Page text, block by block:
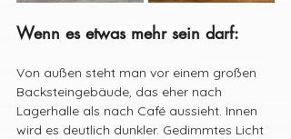
Wenn es etwas mehr sein darf:
Von außen steht man vor einem großen
Backsteingebäude, das eher nach
Lagerhalle als nach Café aussieht. Innen
wird es deutlich dunkler. Gedimmtes Licht